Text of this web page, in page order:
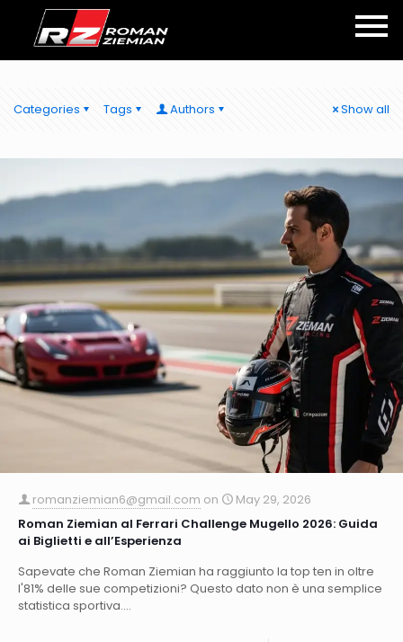
Categories Tags Authors Show all
romanziemian6@gmail.com on
May 29, 2026
Roman Ziemian al Ferrari Challenge Mugello 2026: Guida
ai Biglietti e all’Esperienza
Sapevate che Roman Ziemian ha raggiunto la top ten in oltre
l'81% delle sue competizioni? Questo dato non è una semplice
statistica sportiva....